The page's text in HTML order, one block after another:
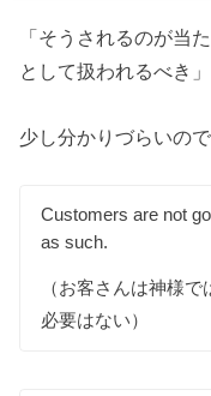
「そうされるのが当
として扱われるべき
少し分かりづらいの
Customers are not
as such.
（お客さんは神様
必要はない）